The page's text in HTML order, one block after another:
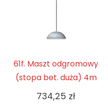
61f. Maszt odgromowy
(stopa bet. duża) 4m
734,25 zł